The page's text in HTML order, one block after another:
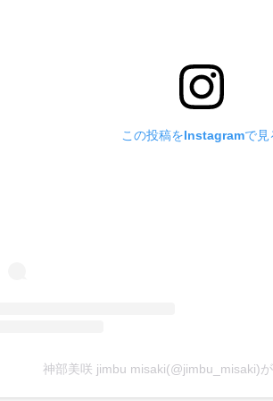
この投稿をInstagramで見
神部美咲 jimbu misaki(@jimbu_misaki)